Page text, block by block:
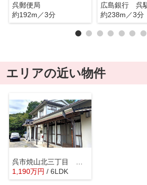
呉郵便局
約192m／3分
約238m／3分
エリアの近い物件
1,190万円 / 6LDK